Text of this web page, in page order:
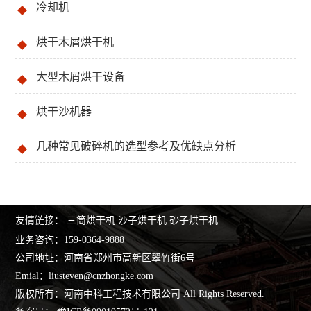
冷却机
烘干木屑烘干机
大型木屑烘干设备
烘干沙机器
几种常见破碎机的选型参考及优缺点分析
友情链接： 三筒烘干机 沙子烘干机 砂子烘干机
业务咨询： 159-0364-9888
公司地址：河南省郑州市高新区翠竹街6号
Emial：liusteven@cnzhongke.com
版权所有：河南中科工程技术有限公司 All Rights Reserved.